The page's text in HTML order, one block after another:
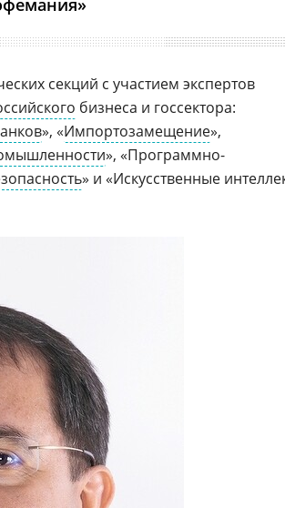
секций с участием экспертов
бизнеса и госсектора:
», «Импортозамещение»,
», «Программно-
» и «Искусственные